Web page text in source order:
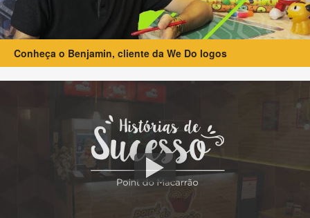
Conheça o Benjamin, cliente da We Do logos